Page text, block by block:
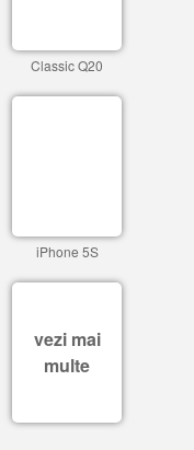
Classic Q20
iPhone 5S
vezi mai
multe